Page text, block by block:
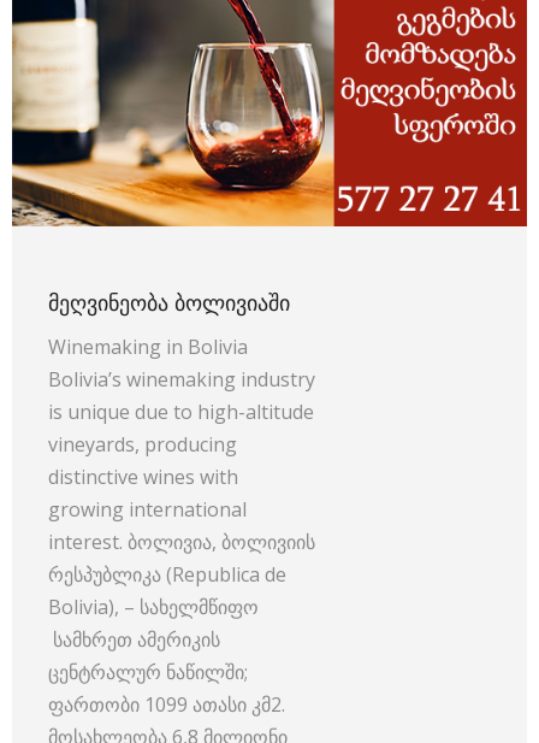
ᲛᲔᲦᲕᲘᲜᲔᲝᲑᲐ ᲑᲝᲚᲘᲕᲘᲐᲨᲘ
Winemaking in Bolivia
Bolivia’s winemaking industry
is unique due to high-altitude
vineyards, producing
distinctive wines with
growing international
interest. ბოლივია, ბოლივიის
რესპუბლიკა (Republica de
Bolivia), – სახელმწიფო
სამხრეთ ამერიკის
ცენტრალურ ნაწილში;
ფართობი 1099 ათასი კმ2.
მოსახლეობა 6,8 მილიონი